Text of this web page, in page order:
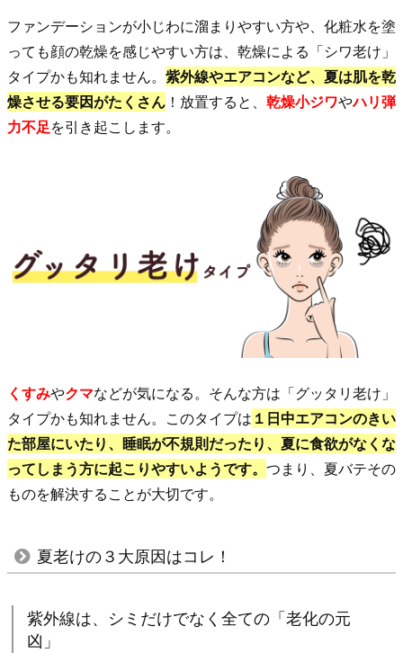
原
因
は
コ
レ！
線
け
で
な
く
全
の
「老
の
ファンデーションが小じわに溜まりやすい方や、化粧水を塗
っても顔の乾燥を感じやすい方は、乾燥による「シワ老け」
タイプかも知れません。 紫外線やエアコンなど、夏は肌を乾
燥させる要因がたくさん ！放置すると、 乾燥小ジワやハリ弾
力不足を引き起こします。
くすみやクマなどが気になる。そんな方は「グッタリ老け」
タイプかも知れません。このタイプは １日中エアコンのきい
た部屋にいたり、睡眠が不規則だったり、夏に食欲がなくな
ってしまう方に起こりやすいようです。 つまり、夏バテその
ものを解決することが大切です。
夏老けの３大原因はコレ！
紫外線は、シミだけでなく全ての「老化の元
凶」